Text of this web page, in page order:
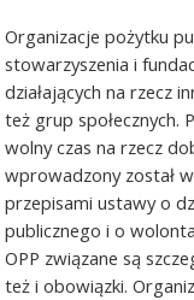
Organizacje pożytku
stowarzyszenia i
działających na rzecz
też grup społecznych.
wolny czas na rzecz
wprowadzony został
przepisami ustawy o
publicznego i o
OPP związane są
też i obowiązki.